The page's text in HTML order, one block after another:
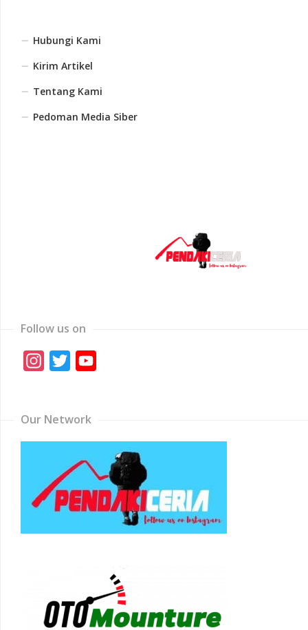
Hubungi Kami
Kirim Artikel
Tentang Kami
Pedoman Media Siber
Follow us on
Instagram
Twitter
Our Network